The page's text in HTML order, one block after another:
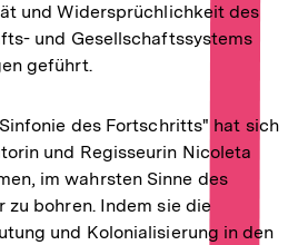
und Widersprüchlichkeit des
und Gesellschaftssystems
geführt.
des Fortschritts" hat sich
und Regisseurin Nicoleta
im wahrsten Sinne des
bohren. Indem sie die
und Kolonialisierung in den